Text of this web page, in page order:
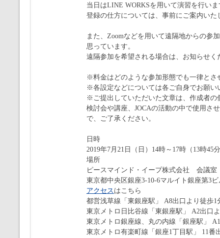
当日はLINE WORKSを用いて演習を行いま
登録の仕方については、事前にご案内いた
また、Zoomなどを用いて遠隔地からの参
思っています。
遠隔参加を希望される場合は、お知らせく
※料金はどのような参加形態でも一律とさ
※各設定などについては各ご自身でお願い
※ご提出していただいた文章は、作成者の
検討会や講座、JOCAの活動の中で使用さ
で、ご了承ください。
日時
2019年7月21日（日）14時～17時（13時45
場所
ピースマインド・イープ株式会社 会議室
東京都中央区銀座3-10-6マルイト銀座第3ビ
アクセス はこちら
都営浅草線「東銀座駅」 A8出口より徒歩1
東京メトロ日比谷線「東銀座駅」 A2出口
東京メトロ銀座線、丸の内線「銀座駅」
東京メトロ有楽町線「銀座1丁目駅」 11番